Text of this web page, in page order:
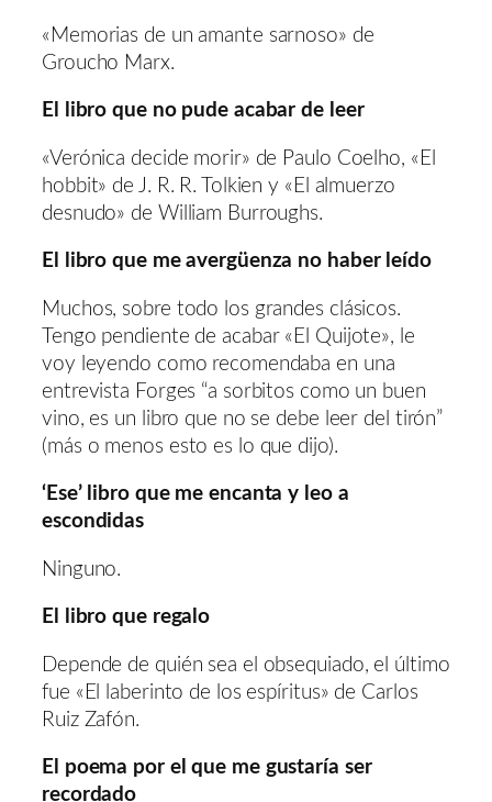
«Memorias de un amante sarnoso» de
Groucho Marx.
El libro que no pude acabar de leer
«Verónica decide morir» de Paulo Coelho, «El
hobbit» de J. R. R. Tolkien y «El almuerzo
desnudo» de William Burroughs.
El libro que me avergüenza no haber leído
Muchos, sobre todo los grandes clásicos.
Tengo pendiente de acabar «El Quijote», le
voy leyendo como recomendaba en una
entrevista Forges “a sorbitos como un buen
vino, es un libro que no se debe leer del tirón”
(más o menos esto es lo que dijo).
‘Ese’ libro que me encanta y leo a
escondidas
Ninguno.
El libro que regalo
Depende de quién sea el obsequiado, el último
fue «El laberinto de los espíritus» de Carlos
Ruiz Zafón.
El poema por el que me gustaría ser
recordado